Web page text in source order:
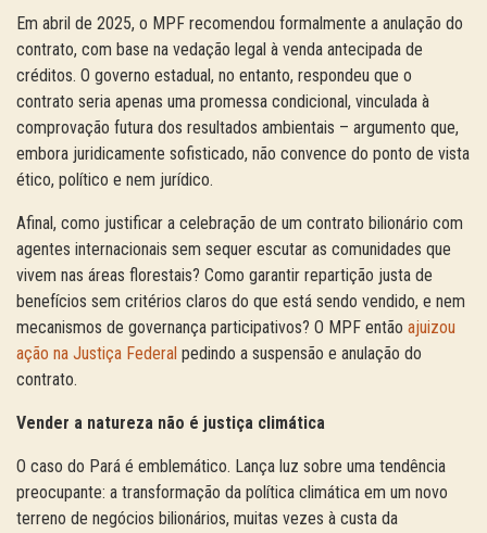
Em abril de 2025, o MPF recomendou formalmente a anulação do
contrato, com base na vedação legal à venda antecipada de
créditos. O governo estadual, no entanto, respondeu que o
contrato seria apenas uma promessa condicional, vinculada à
comprovação futura dos resultados ambientais – argumento que,
embora juridicamente sofisticado, não convence do ponto de vista
ético, político e nem jurídico.
Afinal, como justificar a celebração de um contrato bilionário com
agentes internacionais sem sequer escutar as comunidades que
vivem nas áreas florestais? Como garantir repartição justa de
benefícios sem critérios claros do que está sendo vendido, e nem
mecanismos de governança participativos? O MPF então ajuizou
ação na Justiça Federal pedindo a suspensão e anulação do
contrato.
Vender a natureza não é justiça climática
O caso do Pará é emblemático. Lança luz sobre uma tendência
preocupante: a transformação da política climática em um novo
terreno de negócios bilionários, muitas vezes à custa da